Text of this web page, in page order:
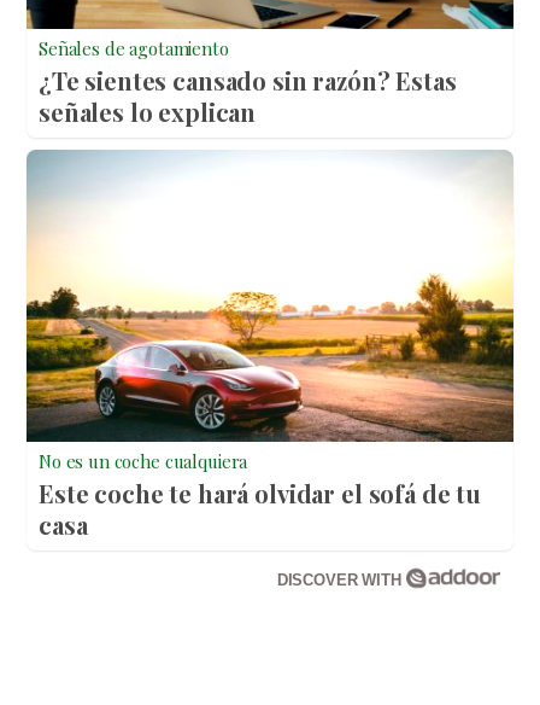
Señales de agotamiento
¿Te sientes cansado sin razón? Estas
señales lo explican
No es un coche cualquiera
Este coche te hará olvidar el sofá de tu
casa
DISCOVER WITH